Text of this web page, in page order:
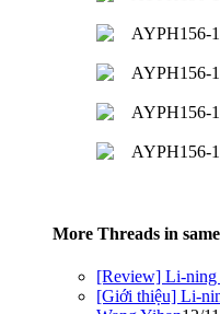
More Threads in
[Review] Li-
[Giới thiệu] Li-